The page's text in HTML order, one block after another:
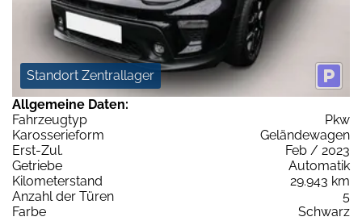
Standort Zentrallager
Allgemeine Daten:
Fahrzeugtyp
Pkw
Karosserieform
Geländewagen
Erst-Zul.
Feb / 2023
Getriebe
Automatik
Kilometerstand
29.943 km
Anzahl der Türen
5
Farbe
Schwarz